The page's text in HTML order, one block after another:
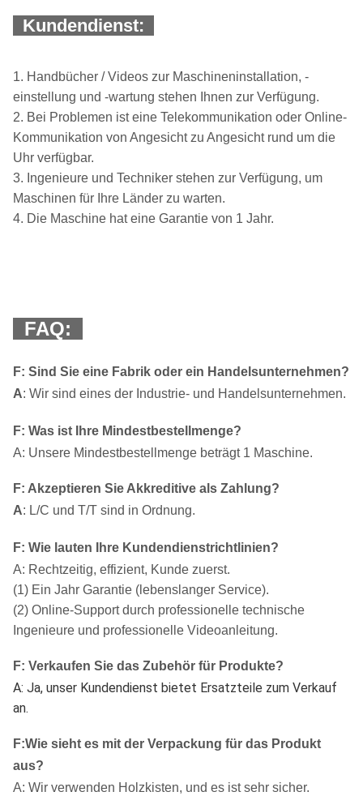
Kundendienst:
1. Handbücher / Videos zur Maschineninstallation, -
einstellung und -wartung stehen Ihnen zur Verfügung.
2. Bei Problemen ist eine Telekommunikation oder Online-
Kommunikation von Angesicht zu Angesicht rund um die
Uhr verfügbar.
3. Ingenieure und Techniker stehen zur Verfügung, um
Maschinen für Ihre Länder zu warten.
4. Die Maschine hat eine Garantie von 1 Jahr.
FAQ:
F: Sind Sie eine Fabrik oder ein Handelsunternehmen?
A: Wir sind eines der Industrie- und Handelsunternehmen.
F: Was ist Ihre Mindestbestellmenge?
A: Unsere Mindestbestellmenge beträgt 1 Maschine.
F: Akzeptieren Sie Akkreditive als Zahlung?
A: L/C und T/T sind in Ordnung.
F: Wie lauten Ihre Kundendienstrichtlinien?
A: Rechtzeitig, effizient, Kunde zuerst.
(1) Ein Jahr Garantie (lebenslanger Service).
(2) Online-Support durch professionelle technische
Ingenieure und professionelle Videoanleitung.
F: Verkaufen Sie das Zubehör für Produkte?
A: Ja, unser Kundendienst bietet Ersatzteile zum Verkauf
an.
F:Wie sieht es mit der Verpackung für das Produkt
aus?
A: Wir verwenden Holzkisten, und es ist sehr sicher.